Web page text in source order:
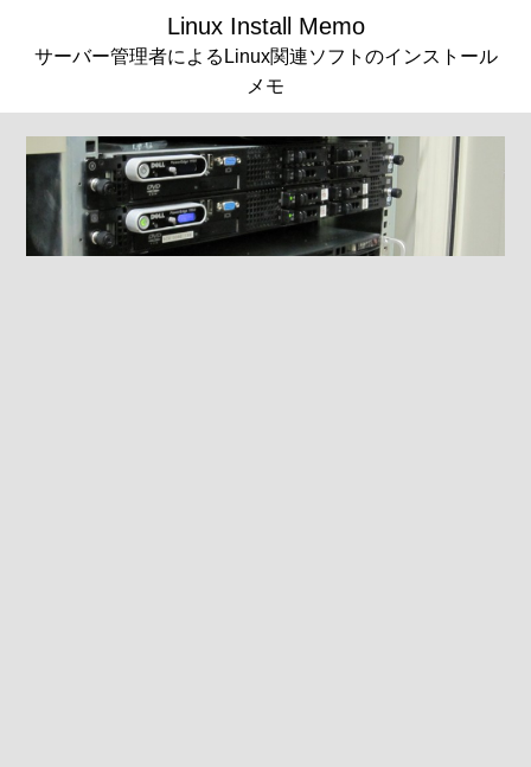
Linux Install Memo
サーバー管理者によるLinux関連ソフトのインストール
メモ